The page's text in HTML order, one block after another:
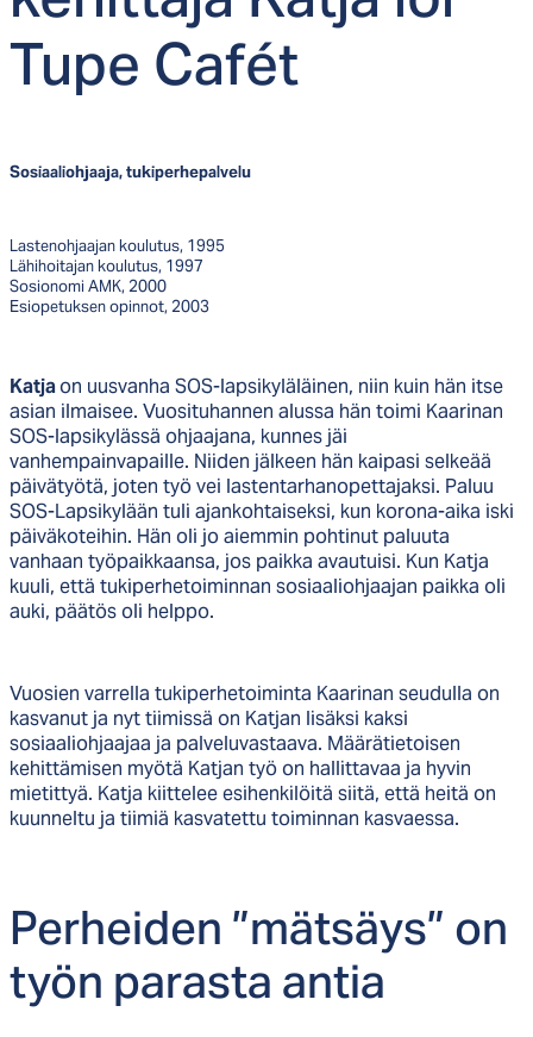
Tu­pe Cafét
Sosiaaliohjaaja, tukiperhepalvelu
Lastenohjaajan koulutus, 1995
Lähihoitajan koulutus, 1997
Sosionomi AMK, 2000
Esiopetuksen opinnot, 2003
Katjaon uusvanha SOS-lapsikyläläinen, niin kuin hän itse
asian ilmaisee. Vuosituhannen alussa hän toimi Kaarinan
SOS-lapsikylässä ohjaajana, kunnes jäi
vanhempainvapaille. Niiden jälkeen hän kaipasi selkeää
päivätyötä, joten työ vei lastentarhanopettajaksi. Paluu
SOS-Lapsikylään tuli ajankohtaiseksi, kun korona-aika iski
päiväkoteihin. Hän oli jo aiemmin pohtinut paluuta
vanhaan työpaikkaansa, jos paikka avautuisi. Kun Katja
kuuli, että tukiperhetoiminnan sosiaaliohjaajan paikka oli
auki, päätös oli helppo.
Vuosien varrella tukiperhetoiminta Kaarinan seudulla on
kasvanut ja nyt tiimissä on Katjan lisäksi kaksi
sosiaaliohjaajaa ja palveluvastaava. Määrätietoisen
kehittämisen myötä Katjan työ on hallittavaa ja hyvin
mietittyä. Katja kiittelee esihenkilöitä siitä, että heitä on
kuunneltu ja tiimiä kasvatettu toiminnan kasvaessa.
Per­hei­den ”mät­säys” on
työn pa­ras­ta an­tia